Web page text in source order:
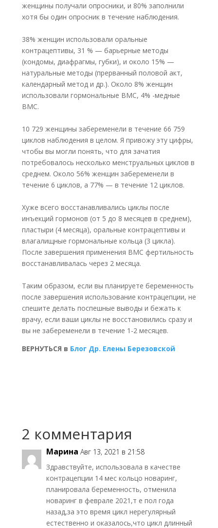
женщины получали опросники, и 80% заполнили
хотя бы один опросник в течение наблюдения.
38% женщин использовали оральные
контрацептивы, 31 % — барьерные методы
(кондомы, диафрагмы, губки), и около 15% —
натуральные методы (прерванный половой акт,
календарный метод и др.). Около 8% женщин
использовали гормональные ВМС, 4% -медные
ВМС.
10 729 женщины забеременели в течение 66 759
циклов наблюдения в целом. Я привожу эту цифры,
чтобы вы могли понять, что для зачатия
потребовалось несколько менструальных циклов в
среднем. Около 56% женщин забеременели в
течение 6 циклов, а 77% — в течение 12 циклов.
Хуже всего восстанавливались циклы после
инъекций гормонов (от 5 до 8 месяцев в среднем),
пластыри (4 месяца), оральные контрацептивы и
влагалищные гормональные кольца (3 цикла).
После завершения применения ВМС фертильность
восстанавливалась через 2 месяца.
Таким образом, если вы планируете беременность
после завершения использование контрацепции, не
спешите делать поспешные выводы и бежать к
врачу, если ваши циклы не восстановились сразу и
вы не забеременели в течение 1-2 месяцев.
ВЕРНУТЬСЯ в Блог Др. Елены Березовской
2 комментария
Марина Авг 13, 2021 в 21:58
Здравствуйте, использовала в качестве
контрацепции 14 мес кольцо новаринг,
планировала беременность, отменила
новаринг в феврале 2021,т е пол года
назад,за это время цикл нерегулярный
естественно и оказалось,что цикл длинный